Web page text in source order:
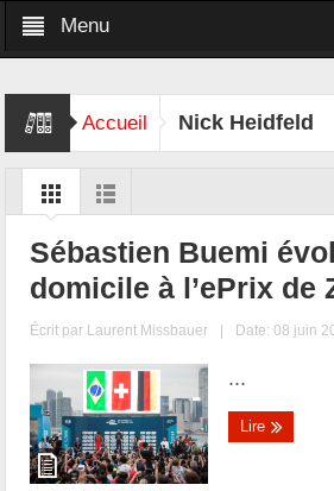
Menu
Accueil Nick Heidfeld
Sébastien Buemi
domicile à l’ePrix de
Écrit par Laurent Missbauer | Date: 08 juin
...
Lire